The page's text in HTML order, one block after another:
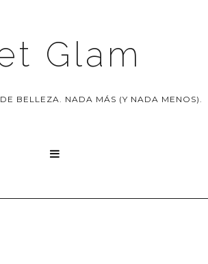
Glam
BELLEZA. NADA MÁS (Y NADA MENOS).
